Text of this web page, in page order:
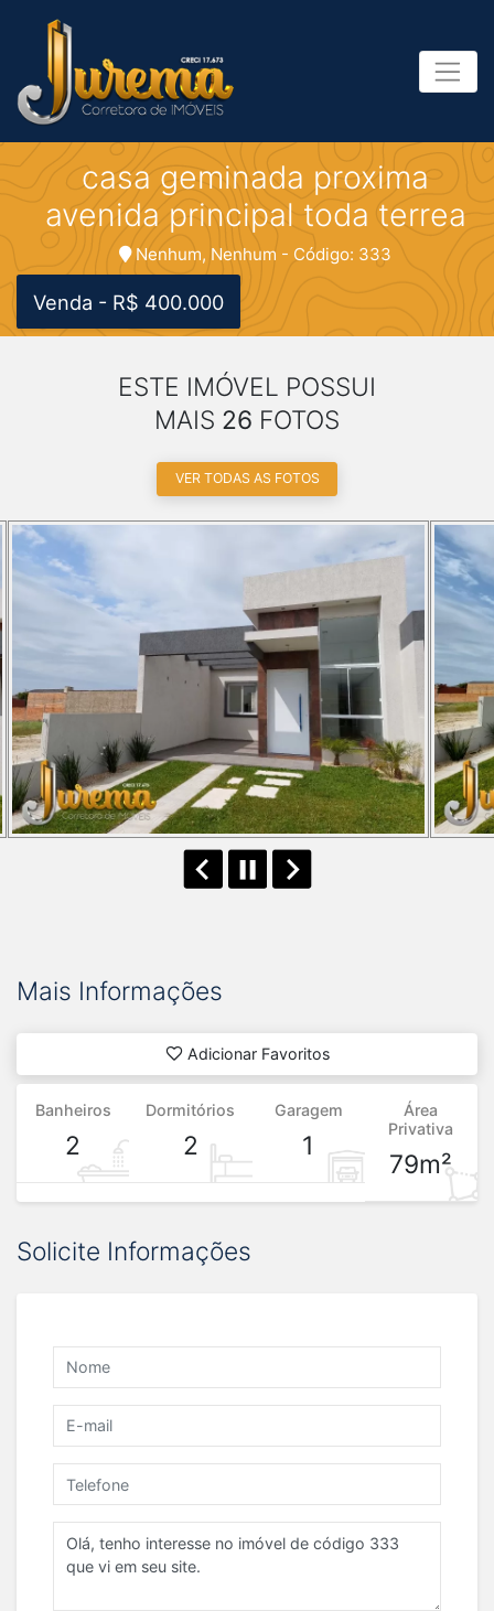
casa geminada proxima
avenida principal toda terrea
Nenhum, Nenhum - Código: 333
Venda - R$ 400.000
ESTE IMÓVEL POSSUI
MAIS 26 FOTOS
VER TODAS AS FOTOS
Mais Informações
Adicionar Favoritos
Banheiros
2
Dormitórios
2
Garagem
1
Área
Privativa
79m²
Solicite Informações